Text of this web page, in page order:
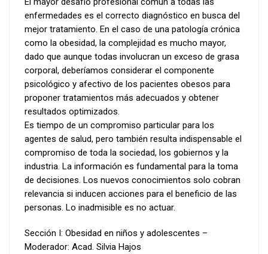
enfermedades es el correcto diagnóstico en busca del
mejor tratamiento. En el caso de una patología crónica
como la obesidad, la complejidad es mucho mayor,
dado que aunque todas involucran un exceso de grasa
corporal, deberíamos considerar el componente
psicológico y afectivo de los pacientes obesos para
proponer tratamientos más adecuados y obtener
resultados optimizados.
Es tiempo de un compromiso particular para los
agentes de salud, pero también resulta indispensable el
compromiso de toda la sociedad, los gobiernos y la
industria. La información es fundamental para la toma
de decisiones. Los nuevos conocimientos solo cobran
relevancia si inducen acciones para el beneficio de las
personas. Lo inadmisible es no actuar.
Sección I: Obesidad en niños y adolescentes –
Moderador: Acad. Silvia Hajos